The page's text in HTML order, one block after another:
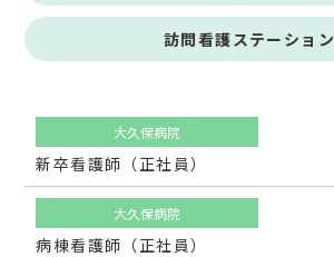
訪問看護ステーション
大久保病院
新卒看護師（正社員）
大久保病院
病棟看護師（正社員）